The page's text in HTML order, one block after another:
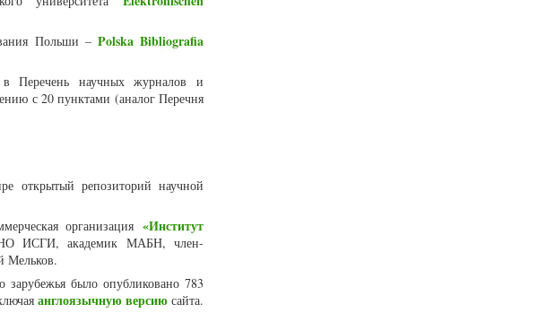
Польши – Polska Bibliografia
Перечень научных журналов и
с 20 пунктами (аналог Перечня
открытый репозиторий научной
организация «Институт
ИСГИ, академик МАБН, член-
Мельков.
зарубежья было опубликовано 783
англоязычную версию сайта.